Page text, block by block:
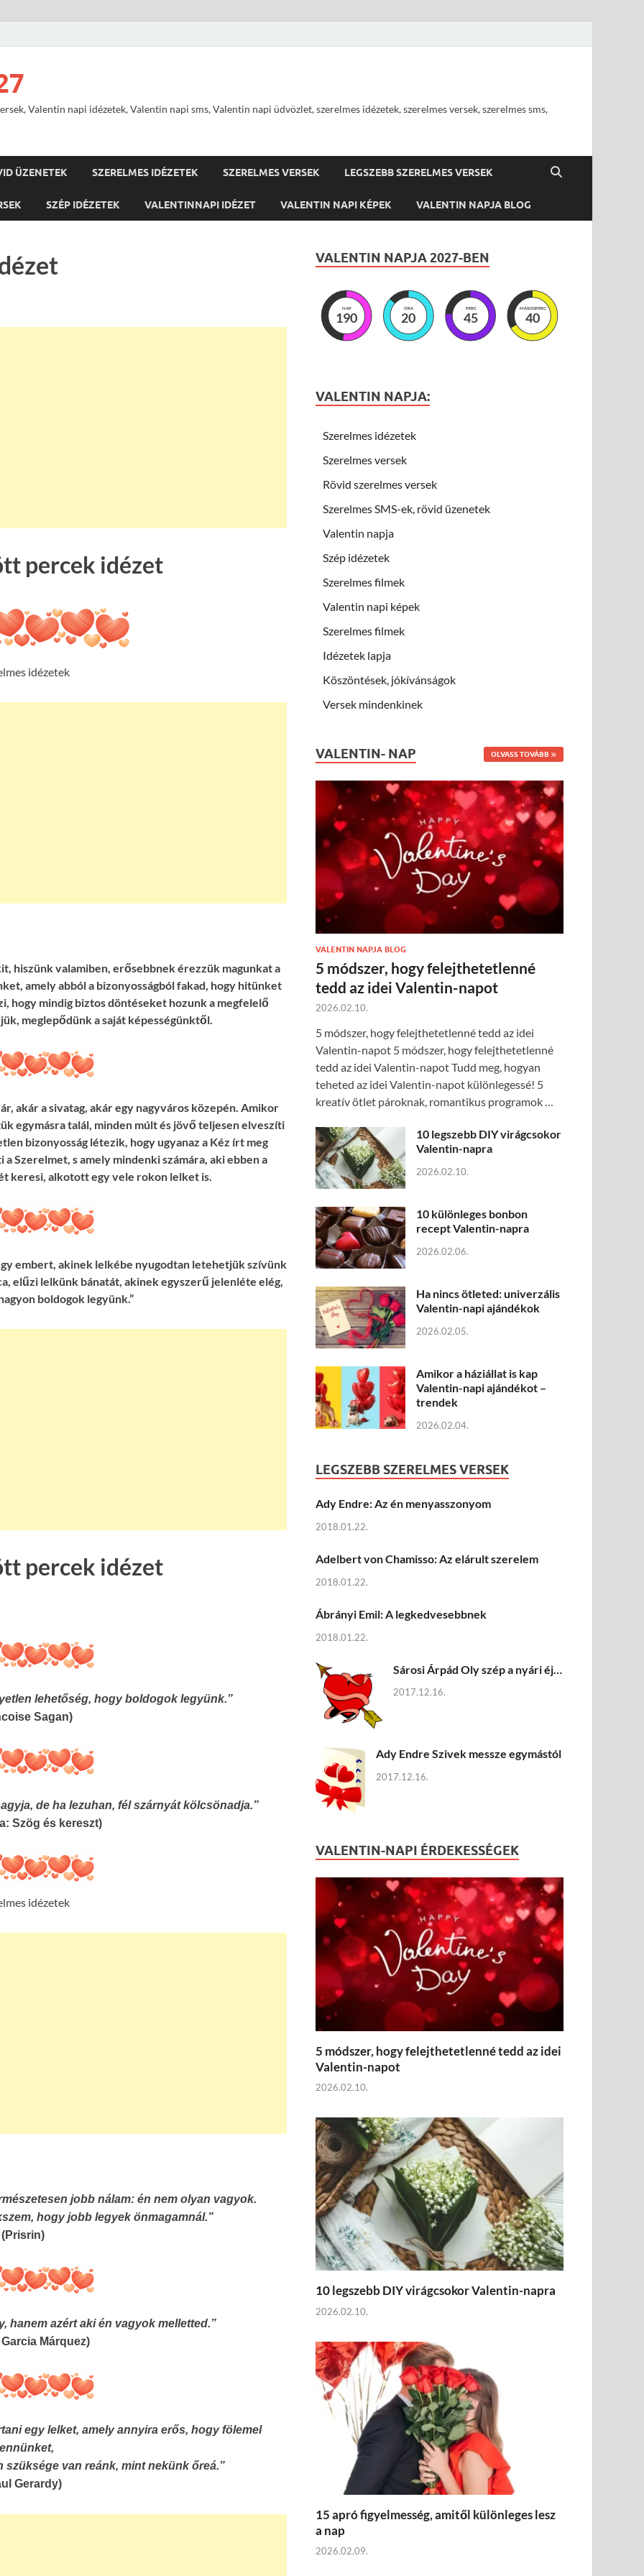
Valentin napi idézetek, Valentin napi sms, Valentin napi üdvözlet, szerelmes idézetek, szerelmes versek, szerelmes sms,
ÜZENETEK SZERELMES IDÉZETEK SZERELMES VERSEK LEGSZEBB SZERELMES VERSEK
SZÉP IDÉZETEK VALENTINNAPI IDÉZET VALENTIN NAPI KÉPEK VALENTIN NAPJA BLOG
percek idézet
idézetek
hiszünk valamiben, erősebbnek érezzük magunkat a
amely abból a bizonyosságból fakad, hogy hitünket
hogy mindig biztos döntéseket hozunk a megfelelő
meglepődünk a saját képességünktől.
akár a sivatag, akár egy nagyváros közepén. Amikor
egymásra talál, minden múlt és jövő teljesen elveszíti
bizonyosság létezik, hogy ugyanaz a Kéz írt meg
Szerelmet, s amely mindenki számára, aki ebben a
keresi, alkotott egy vele rokon lelket is.
embert, akinek lelkébe nyugodtan letehetjük szívünk
elűzi lelkünk bánatát, akinek egyszerű jelenléte elég,
boldogok legyünk.”
percek idézet
lehetőség, hogy boldogok legyünk.”
Sagan)
de ha lezuhan, fél szárnyát kölcsönadja.”
Szög és kereszt)
idézetek
jobb nálam: én nem olyan vagyok.
hogy jobb legyek önmagamnál.”
(Prisrin)
hanem azért aki én vagyok melletted.”
Márquez)
egy lelket, amely annyira erős, hogy fölemel
van reánk, mint nekünk őreá.”
Gerardy)
VALENTIN NAPJA 2027-BEN
NAP
190
ÓRA
20
PERC
45
MÁSODPERC
38
VALENTIN NAPJA:
Szerelmes idézetek
Szerelmes versek
Rövid szerelmes versek
Szerelmes SMS-ek, rövid üzenetek
Valentin napja
Szép idézetek
Szerelmes filmek
Valentin napi képek
Szerelmes filmek
Idézetek lapja
Köszöntések, jókívánságok
Versek mindenkinek
VALENTIN- NAP OLVASS TOVÁBB
VALENTIN NAPJA BLOG
5 módszer, hogy felejthetetlenné
tedd az idei Valentin-napot
2026.02.10.
5 módszer, hogy felejthetetlenné tedd az idei
Valentin-napot 5 módszer, hogy felejthetetlenné
tedd az idei Valentin-napot Tudd meg, hogyan
teheted az idei Valentin-napot különlegessé! 5
kreatív ötlet pároknak, romantikus programok …
10 legszebb DIY virágcsokor
Valentin-napra
2026.02.10.
10 különleges bonbon
recept Valentin-napra
2026.02.06.
Ha nincs ötleted: univerzális
Valentin-napi ajándékok
2026.02.05.
Amikor a háziállat is kap
Valentin-napi ajándékot –
trendek
2026.02.04.
LEGSZEBB SZERELMES VERSEK
Ady Endre: Az én menyasszonyom
2018.01.22.
Adelbert von Chamisso: Az elárult szerelem
2018.01.22.
Ábrányi Emil: A legkedvesebbnek
2018.01.22.
Sárosi Árpád Oly szép a nyári éj…
2017.12.16.
Ady Endre Szivek messze egymástól
2017.12.16.
VALENTIN-NAPI ÉRDEKESSÉGEK
5 módszer, hogy felejthetetlenné tedd az idei
Valentin-napot
2026.02.10.
10 legszebb DIY virágcsokor Valentin-napra
2026.02.10.
15 apró figyelmesség, amitől különleges lesz
a nap
2026.02.09.